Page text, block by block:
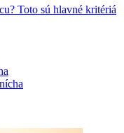
Toto sú hlavné kritériá